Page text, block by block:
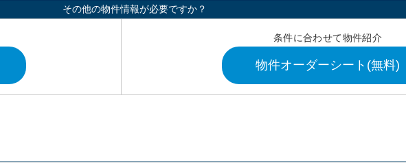
その他の物件情報が必要ですか？
条件に合わせて物件紹介
物件オーダーシート(無料)